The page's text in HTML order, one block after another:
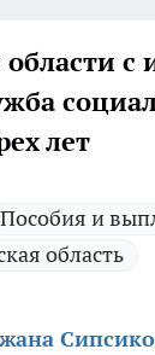
области с
лет
Пособия и
область